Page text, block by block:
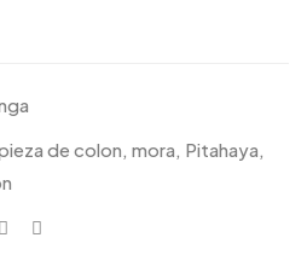
de colon, mora, Pitahaya,